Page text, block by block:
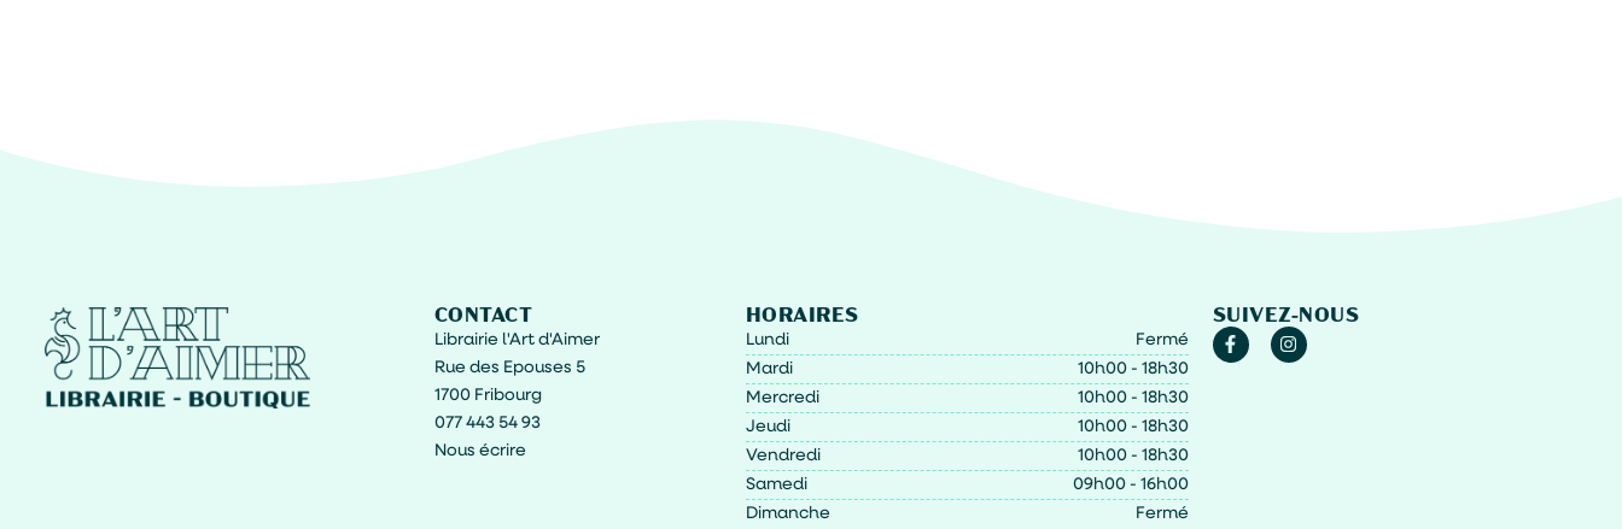
CONTACT
Librairie l'Art d'Aimer
Rue des Epouses 5
1700 Fribourg
077 443 54 93
Nous écrire
HORAIRES
Lundi
Fermé
Mardi
10h00 - 18h30
Mercredi
10h00 - 18h30
Jeudi
10h00 - 18h30
Vendredi
10h00 - 18h30
Samedi
09h00 - 16h00
Dimanche
Fermé
SUIVEZ-NOUS